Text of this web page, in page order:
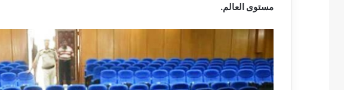
مستوى العالم.